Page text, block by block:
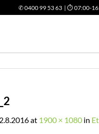
✆0400 99 53 63 | ⏱ 07:00-
at 1900 × 1080 in